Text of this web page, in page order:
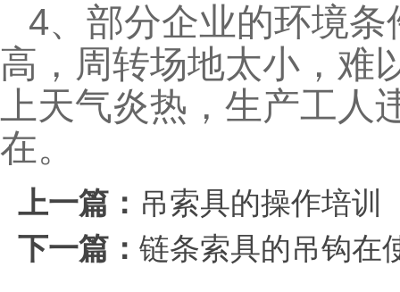
4、部分企业的环境
高，周转场地太小，难
上天气炎热，生产工
在。
上一篇： 吊索具的操作培训
下一篇： 链条索具的吊钩在